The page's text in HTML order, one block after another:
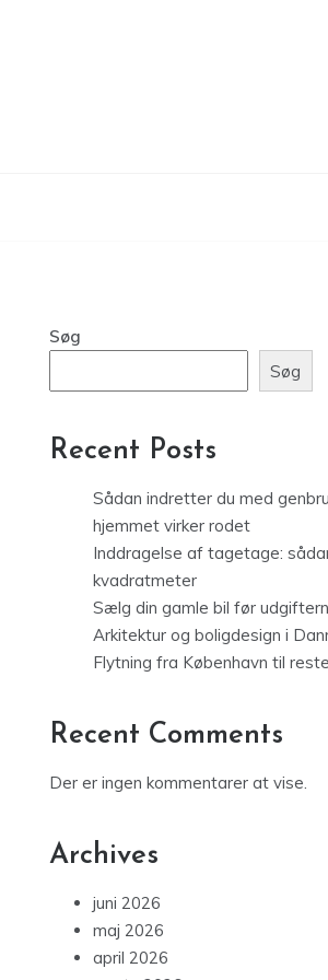
Søg
Søg
Recent Posts
Sådan indretter du med
hjemmet virker rodet
Inddragelse af tagetage:
kvadratmeter
Sælg din gamle bil før
Arkitektur og boligdesign i
Flytning fra København til
Recent Comments
Der er ingen kommentarer at vise.
Archives
juni 2026
maj 2026
april 2026